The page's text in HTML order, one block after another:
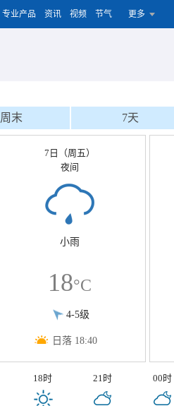
专业产品 资讯 视频 节气 更多
周末 7天
7日（周五）
夜间
小雨
18°C
4-5级
日落 18:40
18时 21时 00时